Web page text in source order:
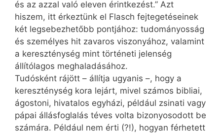
és az azzal való eleven érintkezést.” Azt
hiszem, itt érkeztünk el Flasch fejtegetéseinek
két legsebezhetőbb pontjához: tudományosság
és személyes hit zavaros viszonyához, valamint
a kereszténység mint történeti jelenség
állítólagos meghaladásához.
Tudósként rájött – állítja ugyanis –, hogy a
kereszténység kora lejárt, mivel számos bibliai,
ágostoni, hivatalos egyházi, például zsinati vagy
pápai állásfoglalás téves volta bizonyosodott be
számára. Például nem érti (?!), hogyan férhetett